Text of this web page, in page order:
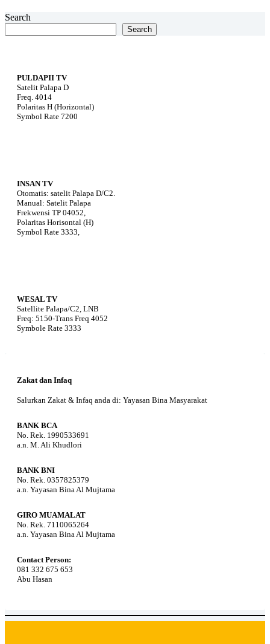
Search
Search
PULDAPII TV
Satelit Palapa D
Freq. 4014
Polaritas H (Horizontal)
Symbol Rate 7200
INSAN TV
Otomatis: satelit Palapa D/C2.
Manual: Satelit Palapa
Frekwensi TP 04052,
Polaritas Horisontal (H)
Symbol Rate 3333,
WESAL TV
Satellite Palapa/C2, LNB
Freq: 5150-Trans Freq 4052
Symbole Rate 3333
Zakat dan Infaq
Salurkan Zakat & Infaq anda di: Yayasan Bina Masyarakat
BANK BCA
No. Rek. 1990533691
a.n. M. Ali Khudlori
BANK BNI
No. Rek. 0357825379
a.n. Yayasan Bina Al Mujtama
GIRO MUAMALAT
No. Rek. 7110065264
a.n. Yayasan Bina Al Mujtama
Contact Person:
081 332 675 653
Abu Hasan